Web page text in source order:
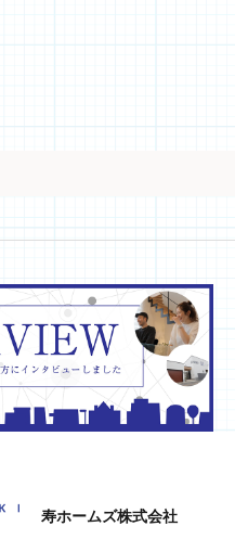
寿ホームズ株式会社